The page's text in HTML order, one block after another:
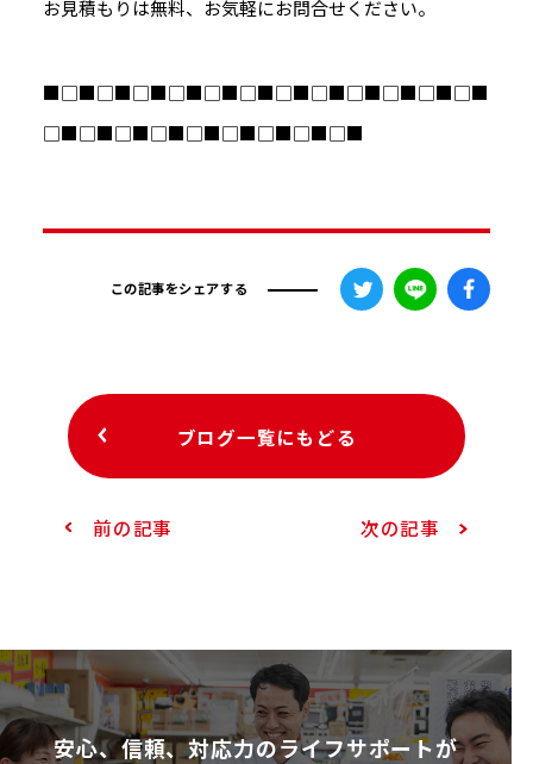
お見積もりは無料、お気軽にお問合せください。
■□■□■□■□■□■□■□■□■□■□■□■□■
□■□■□■□■□■□■□■□■□■
この記事をシェアする
前の記事
ブログ一覧にもどる
次の記事
安⼼、信頼、対応⼒のライフサポートが